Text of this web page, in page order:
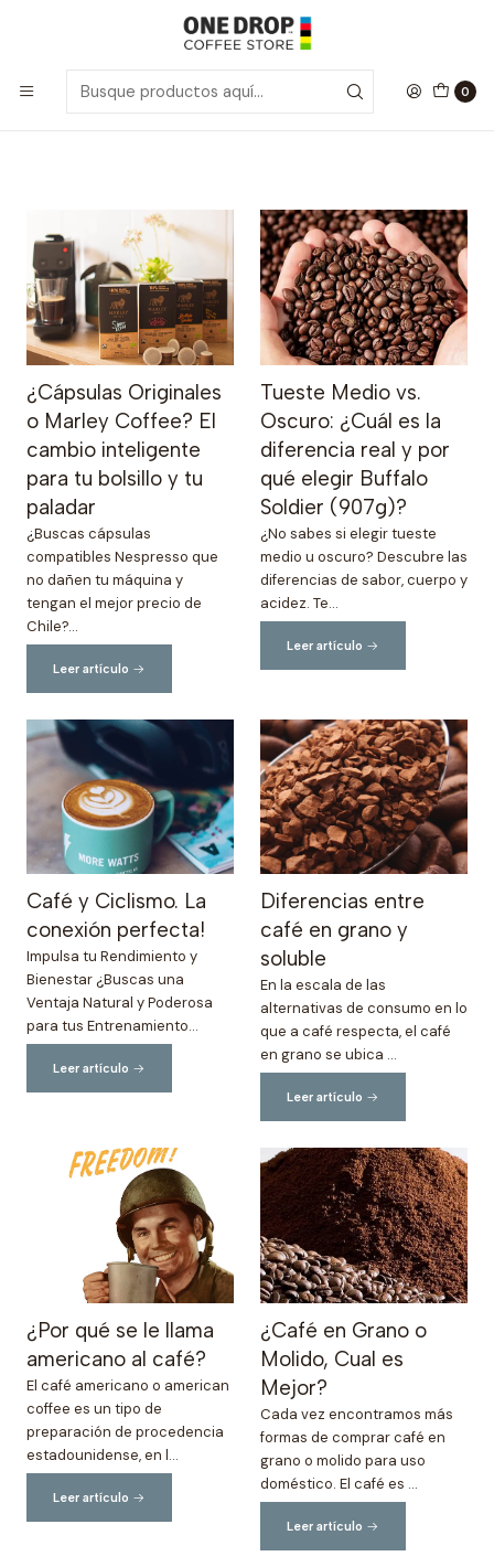
0
Inicio Blog
Blog
¿Cápsulas Originales
o Marley Coffee? El
cambio inteligente
para tu bolsillo y tu
paladar
¿Buscas cápsulas
compatibles Nespresso que
no dañen tu máquina y
tengan el mejor precio de
Chile?...
Leer artículo
Tueste Medio vs.
Oscuro: ¿Cuál es la
diferencia real y por
qué elegir Buffalo
Soldier (907g)?
¿No sabes si elegir tueste
medio u oscuro? Descubre las
diferencias de sabor, cuerpo y
acidez. Te...
Leer artículo
Café y Ciclismo. La
conexión perfecta!
Impulsa tu Rendimiento y
Bienestar ¿Buscas una
Ventaja Natural y Poderosa
para tus Entrenamiento...
Leer artículo
Diferencias entre
café en grano y
soluble
En la escala de las
alternativas de consumo en lo
que a café respecta, el café
en grano se ubica ...
Leer artículo
¿Por qué se le llama
americano al café?
El café americano o american
coffee es un tipo de
preparación de procedencia
estadounidense, en l...
Leer artículo
¿Café en Grano o
Molido, Cual es
Mejor?
Cada vez encontramos más
formas de comprar café en
grano o molido para uso
doméstico. El café es ...
Leer artículo